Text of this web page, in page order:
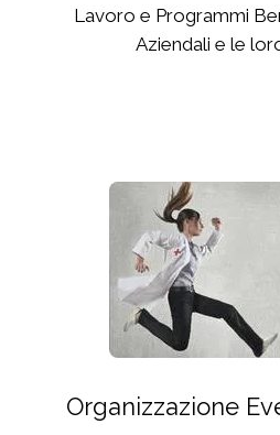
Lavoro e Programmi
Aziendali e le
Organizzazione